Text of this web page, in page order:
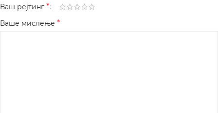
Ваш рејтинг *
Ваше мислење *